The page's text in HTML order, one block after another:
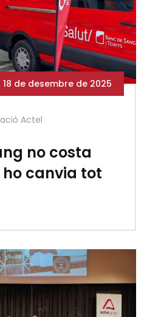
18 de desembre de 2025
Actel
no costa
ho canvia tot